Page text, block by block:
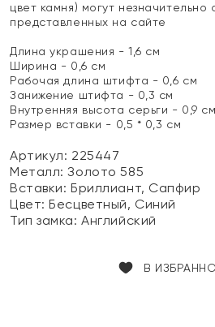
цвет камня) могут незначительно
представленных на сайте
Длина украшения - 1,6 см
Ширина - 0,6 см
Рабочая длина штифта - 0,6 см
Занижение штифта - 0,3 см
Внутренняя высота серьги - 0,9 см
Размер вставки - 0,5 * 0,3 см
Артикул: 225447
Металл:Золото 585
Вставки:Бриллиант, Сапфир
Цвет:Бесцветный, Синий
Тип замка:Английский
В